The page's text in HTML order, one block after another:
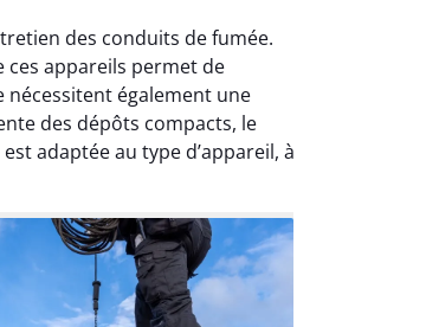
des conduits de fumée.
appareils permet de
nécessitent également une
des dépôts compacts, le
adaptée au type d’appareil, à